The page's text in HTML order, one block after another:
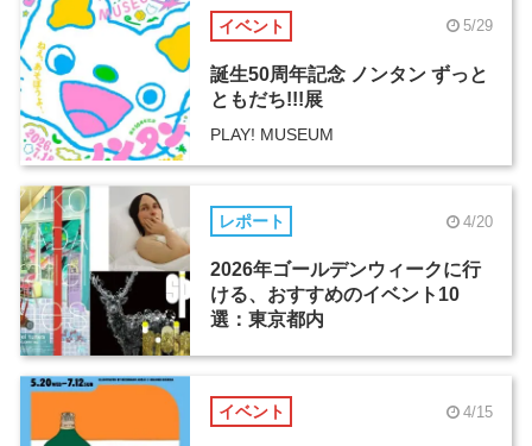
イベント 5/29
誕生50周年記念 ノンタン ずっと
ともだち!!!展
PLAY! MUSEUM
レポート 4/20
2026年ゴールデンウィークに行
ける、おすすめのイベント10
選：東京都内
イベント 4/15